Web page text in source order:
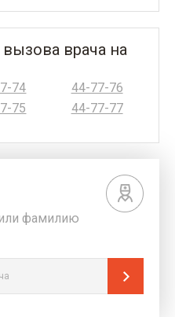
врача на
74
75
44-77-76
44-77-77
фамилию